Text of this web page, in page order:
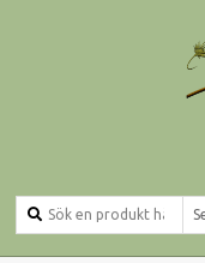
Search
Products